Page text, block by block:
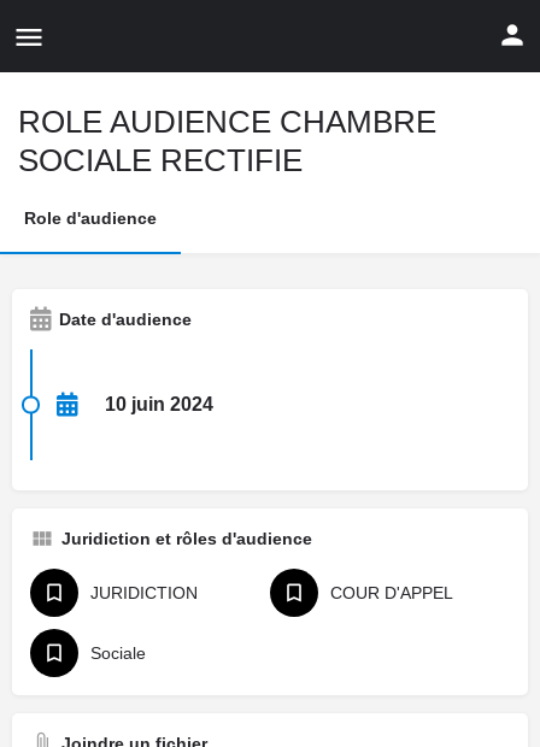
ROLE AUDIENCE CHAMBRE
SOCIALE RECTIFIE
Role d'audience
Date d'audience
10 juin 2024
Juridiction et rôles d'audience
JURIDICTION COUR D'APPEL
Sociale